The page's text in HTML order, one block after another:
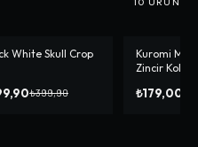
50White Skull Crop
₺399,90
Kuromi
Zincir Kolye
₺179,00